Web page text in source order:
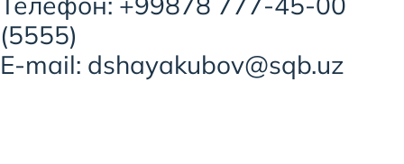
(5555)
E-mail: dshayakubov@sqb.uz